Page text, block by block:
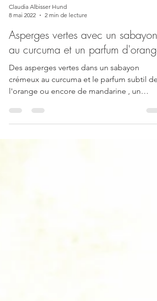
8 mai 2022
2 min de lecture
Asperges vertes avec un sabayon
au curcuma et un parfum d'orange
Des asperges vertes dans un sabayon
crémeux au curcuma et le parfum subtil de
l'orange ou encore de mandarine , un
magnifique exemple de...